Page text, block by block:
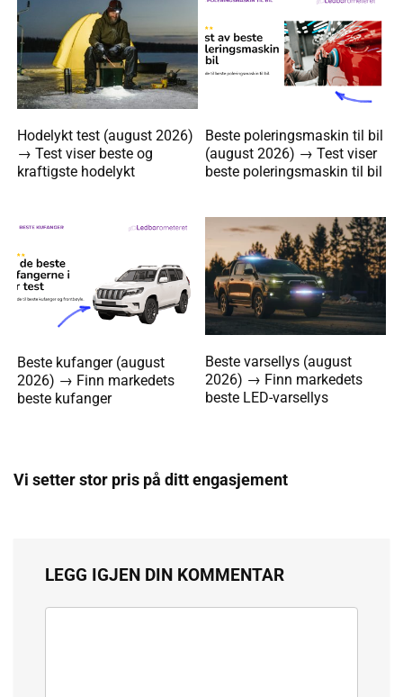
Hodelykt test (august 2026)
→ Test viser beste og
kraftigste hodelykt
Beste poleringsmaskin til bil
(august 2026) → Test viser
beste poleringsmaskin til bil
Beste kufanger (august
2026) → Finn markedets
beste kufanger
Beste varsellys (august
2026) → Finn markedets
beste LED-varsellys
Vi setter stor pris på ditt engasjement
LEGG IGJEN DIN KOMMENTAR